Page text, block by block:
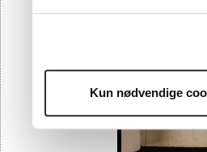
Kun nødvendige